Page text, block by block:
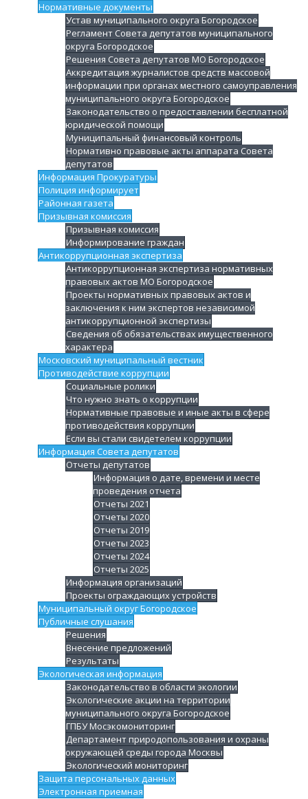
Нормативные документы
Устав муниципального округа Богородское
Регламент Совета депутатов муниципального
округа Богородское
Решения Совета депутатов МО Богородское
Аккредитация журналистов средств массовой
информации при органах местного самоуправления
муниципального округа Богородское
Законодательство о предоставлении бесплатной
юридической помощи
Муниципальный финансовый контроль
Нормативно правовые акты аппарата Совета
депутатов
Информация Прокуратуры
Полиция информирует
Районная газета
Призывная комиссия
Призывная комиссия
Информирование граждан
Антикоррупционная экспертиза
Антикоррупционная экспертиза нормативных
правовых актов МО Богородское
Проекты нормативных правовых актов и
заключения к ним экспертов независимой
антикоррупционной экспертизы
Сведения об обязательствах имущественного
характера
Московский муниципальный вестник
Противодействие коррупции
Социальные ролики
Что нужно знать о коррупции
Нормативные правовые и иные акты в сфере
противодействия коррупции
Если вы стали свидетелем коррупции
Информация Совета депутатов
Отчеты депутатов
Информация о дате, времени и месте
проведения отчета
Отчеты 2021
Отчеты 2020
Отчеты 2019
Отчеты 2023
Отчеты 2024
Отчеты 2025
Информация организаций
Проекты ограждающих устройств
Муниципальный округ Богородское
Публичные слушания
Решения
Внесение предложений
Результаты
Экологическая информация
Законодательство в области экологии
Экологические акции на территории
муниципального округа Богородское
ГПБУ Мосэкомониторинг
Департамент природопользования и охраны
окружающей среды города Москвы
Экологический мониторинг
Защита персональных данных
Электронная приемная